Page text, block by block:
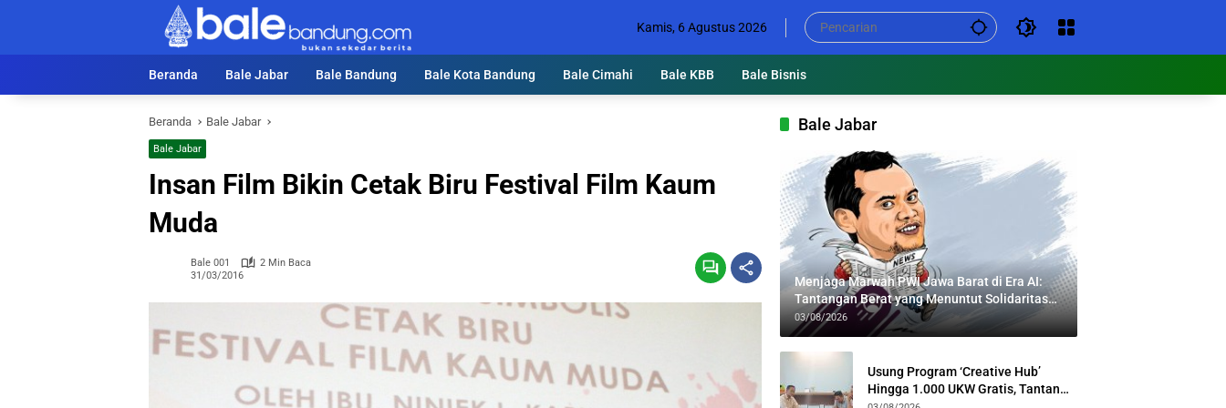
Kamis, 6 Agustus 2026
Beranda Bale Jabar Bale Bandung Bale Kota Bandung Bale Cimahi Bale KBB Bale Bisnis
Beranda Bale Jabar
Bale Jabar
Insan Film Bikin Cetak Biru Festival Film Kaum
Muda
Bale 001
2 Min Baca
31/03/2016
Bale Jabar
Menjaga Marwah PWI Jawa Barat di Era AI:
Tantangan Berat yang Menuntut Solidaritas
Lintas Generasi
03/08/2026
Usung Program ‘Creative Hub’
Hingga 1.000 UKW Gratis, Tantan